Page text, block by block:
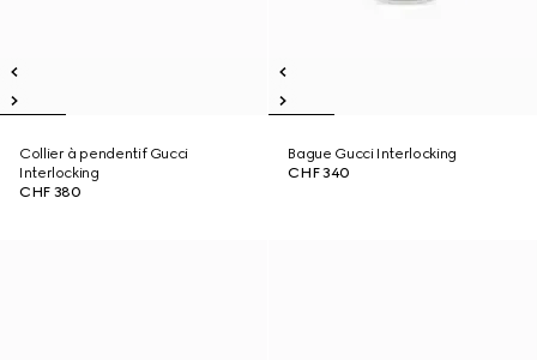
Collier à pendentif Gucci
Interlocking
CHF 380
Bague Gucci Interlocking
CHF 340